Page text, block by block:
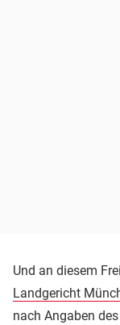
Und an diesem
Landgericht
nach Angaben